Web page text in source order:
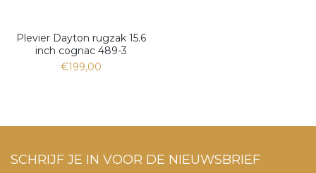
Plevier Dayton rugzak 15.6
inch cognac 489-3
€199,00
SCHRIJF JE IN VOOR DE NIEUWSBRIEF